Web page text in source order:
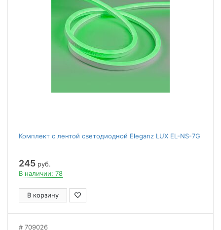
Комплект с лентой светодиодной Eleganz LUX EL-NS-7G
245 руб.
В наличии: 78
В корзину
709026